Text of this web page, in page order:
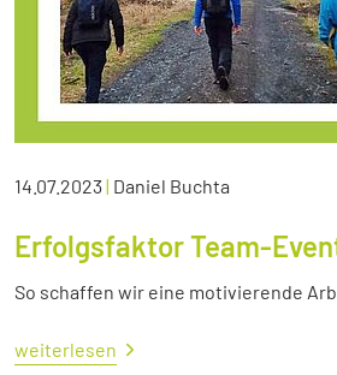
14.07.2023| Daniel Buchta
Erfolgsfaktor Team-
So schaffen wir eine motivierende
weiterlesen